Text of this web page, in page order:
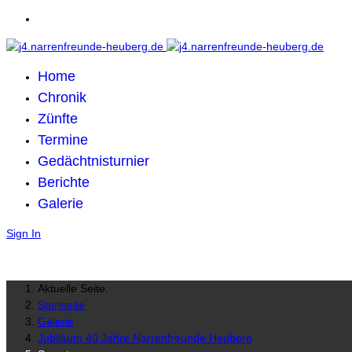
Home
Chronik
Zünfte
Termine
Gedächtnisturnier
Berichte
Galerie
Sign In
Aktuelle Seite:
Startseite
Galerie
Jubiläum 40 Jahre Narrenfreunde Heuberg